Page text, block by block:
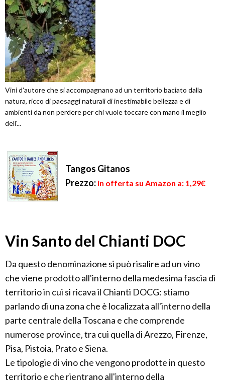
Vini d'autore che si accompagnano ad un territorio baciato dalla
natura, ricco di paesaggi naturali di inestimabile bellezza e di
ambienti da non perdere per chi vuole toccare con mano il meglio
dell'...
Tangos Gitanos
Prezzo: in offerta su Amazon a: 1,29€
Vin Santo del Chianti DOC
Da questo denominazione si può risalire ad un vino
che viene prodotto all'interno della medesima fascia di
territorio in cui si ricava il Chianti DOCG: stiamo
parlando di una zona che è localizzata all'interno della
parte centrale della Toscana e che comprende
numerose province, tra cui quella di Arezzo, Firenze,
Pisa, Pistoia, Prato e Siena.
Le tipologie di vino che vengono prodotte in questo
territorio e che rientrano all'interno della